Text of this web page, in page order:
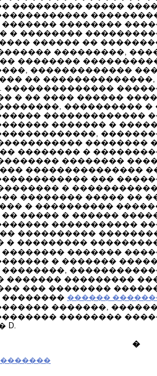
��������� �����
��������
� ��������
������ ��
���������,
��������
�������������
��
��������������
� �� ���� ������
���������� �
�������������
������� �
��������
�������� �
��������
���������������
���
�
�������� ����� ��
� ����������
����� � ������
�����������
����������
� ���������
�������
� �������
������� ���������
��� ��������
������
�������,
��������
D.
�